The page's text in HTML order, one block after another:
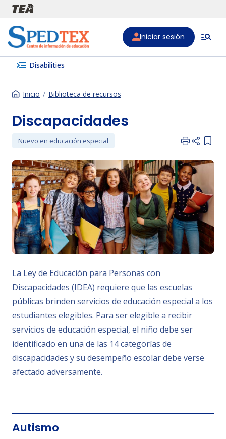
Pasar al contenido principal
Iniciar sesión
menu_open Disabilities
Inicio Biblioteca de recursos
Discapacidades
Nuevo en educación especial
Add
La Ley de Educación para Personas con
Discapacidades (IDEA) requiere que las escuelas
públicas brinden servicios de educación especial a los
estudiantes elegibles. Para ser elegible a recibir
servicios de educación especial, el niño debe ser
identificado en una de las 14 categorías de
discapacidades y su desempeño escolar debe verse
afectado adversamente.
Autismo